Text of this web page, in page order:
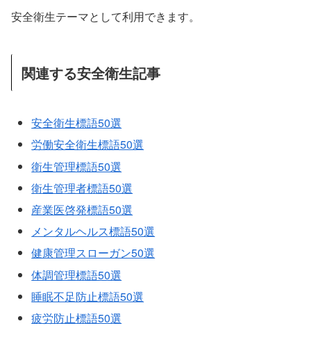
安全衛生テーマとして利用できます。
関連する安全衛生記事
安全衛生標語50選
労働安全衛生標語50選
衛生管理標語50選
衛生管理者標語50選
産業医啓発標語50選
メンタルヘルス標語50選
健康管理スローガン50選
体調管理標語50選
睡眠不足防止標語50選
疲労防止標語50選